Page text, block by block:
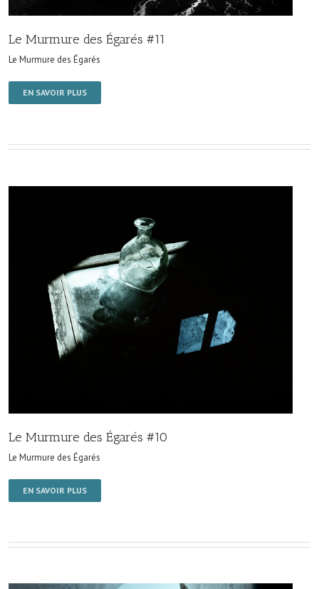
Le Murmure des Égarés #11
Le Murmure des Égarés
EN SAVOIR PLUS
Le Murmure des Égarés #10
Le Murmure des Égarés
EN SAVOIR PLUS